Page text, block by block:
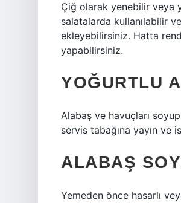
Çiğ olarak yenebilir veya
salatalarda kullanılabilir
ekleyebilirsiniz. Hatta
yapabilirsiniz.
YOĞURTLU
Alabaş ve havuçları
servis tabağına yayın ve
ALABAŞ
Yemeden önce hasarlı